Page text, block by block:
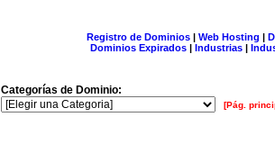
Registro de Dominios| Web Hosting |
Dominios Expirados | Industrias |
Categorías de Dominio:
[Pág.